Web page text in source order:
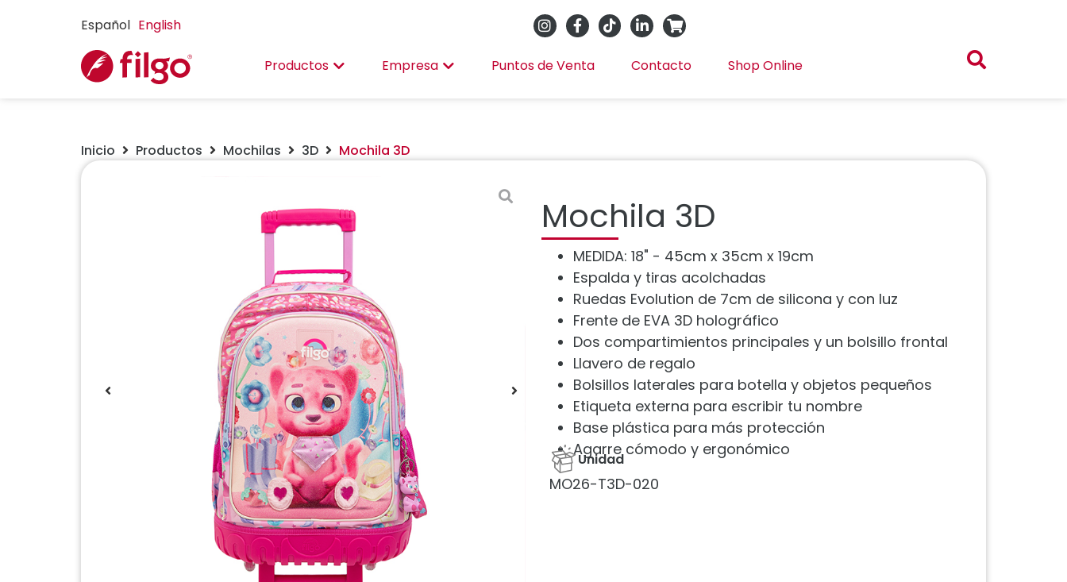
Español English
Productos Empresa Puntos de Venta Contacto Shop Online
Inicio Productos Mochilas 3D Mochila 3D
Mochila 3D
MEDIDA: 18" - 45cm x 35cm x 19cm
Espalda y tiras acolchadas
Ruedas Evolution de 7cm de silicona y con luz
Frente de EVA 3D holográfico
Dos compartimientos principales y un bolsillo frontal
Llavero de regalo
Bolsillos laterales para botella y objetos pequeños
Etiqueta externa para escribir tu nombre
Base plástica para más protección
Agarre cómodo y ergonómico
Unidad
MO26-T3D-020